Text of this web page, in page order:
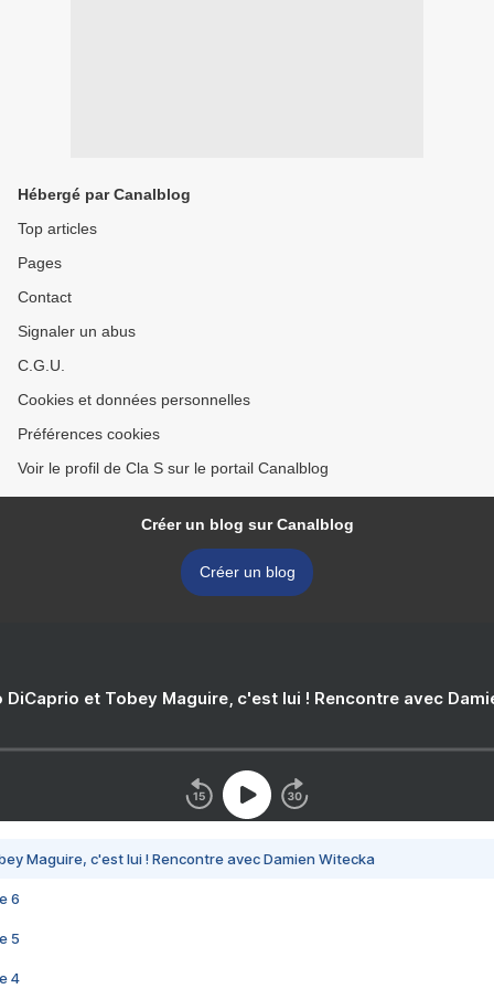
Hébergé par Canalblog
Top articles
Pages
Contact
Signaler un abus
C.G.U.
Cookies et données personnelles
Préférences cookies
Voir le profil de Cla S sur le portail Canalblog
Créer un blog sur Canalblog
Créer un blog
DiCaprio et Tobey Maguire, c'est lui ! Rencontre avec
Maguire, c'est lui ! Rencontre avec Damien Witecka
6
5
4